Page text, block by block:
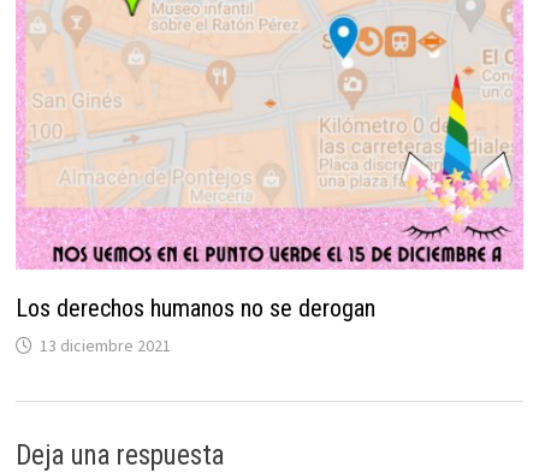
Los derechos humanos no se derogan
13 diciembre 2021
Deja una respuesta